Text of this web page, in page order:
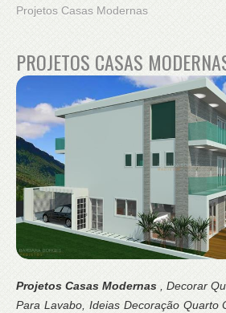
Projetos Casas Modernas
PROJETOS CASAS
Projetos Casas Modernas , Decorar
Para Lavabo, Ideias Decoração Quarto